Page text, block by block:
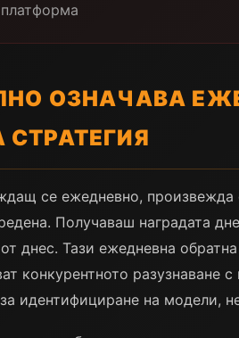
ОЗНАЧАВА
се ежедневно, произвежда
Получаваш наградата
днес. Тази ежедневна
конкурентното
идентифициране на модели,